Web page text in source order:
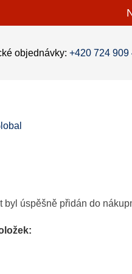
objednávky: +420 724 909
byl úspěšně přidán do